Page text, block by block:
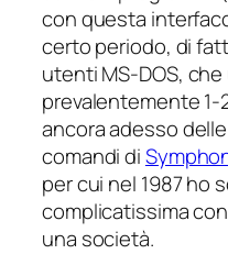
con questa
certo periodo, di
utenti MS-DOS,
prevalentemente
ancora adesso
comandi di
per cui nel 1987 ho
complicatissima
una società.